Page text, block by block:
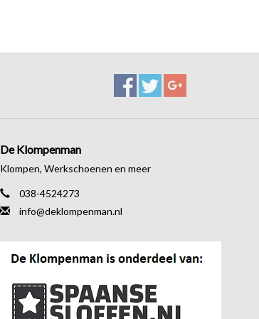
De Klompenman
Klompen, Werkschoenen en meer
038-4524273
info@deklompenman.nl